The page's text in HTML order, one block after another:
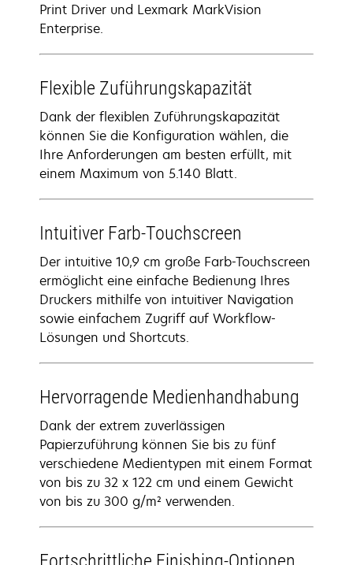
Print Driver und Lexmark MarkVision
Enterprise.
Flexible Zuführungskapazität
Dank der flexiblen Zuführungskapazität
können Sie die Konfiguration wählen, die
Ihre Anforderungen am besten erfüllt, mit
einem Maximum von 5.140 Blatt.
Intuitiver Farb-Touchscreen
Der intuitive 10,9 cm große Farb-Touchscreen
ermöglicht eine einfache Bedienung Ihres
Druckers mithilfe von intuitiver Navigation
sowie einfachem Zugriff auf Workflow-
Lösungen und Shortcuts.
Hervorragende Medienhandhabung
Dank der extrem zuverlässigen
Papierzuführung können Sie bis zu fünf
verschiedene Medientypen mit einem Format
von bis zu 32 x 122 cm und einem Gewicht
von bis zu 300 g/m² verwenden.